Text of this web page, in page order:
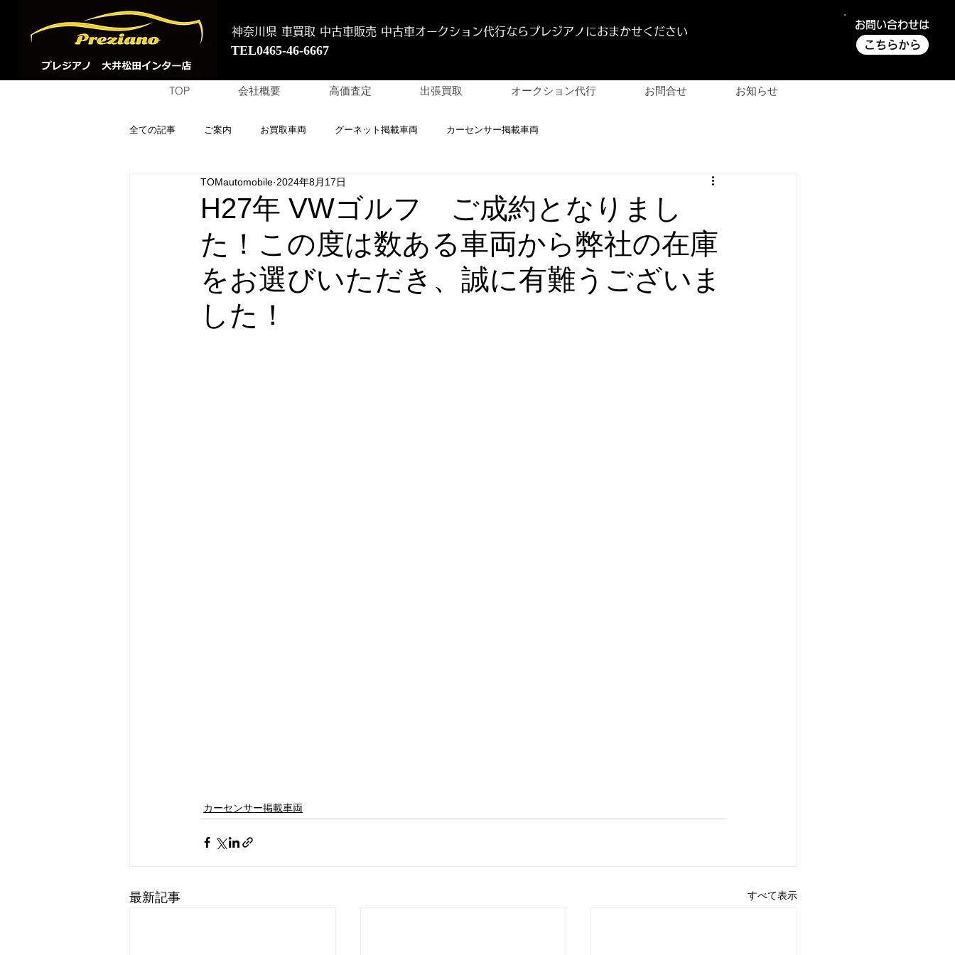
お問い合わせは
こちらから
神奈川県 車買取 中古車販売 中古車オークション代行ならプレジアノにおまかせください
TEL0465-46-6667
TOP 会社概要 高価査定 出張買取 オークション代行 お問合せ お知らせ
全ての記事 ご案内 お買取車両 グーネット掲載車両 カーセンサー掲載車両
H27年 VWゴルフ ご成約となりまし
た！この度は数ある車両から弊社の在庫
をお選びいただき、誠に有難うございま
した！
TOMautomobile 2024年8月17日
カーセンサー掲載車両
最新記事 すべて表示